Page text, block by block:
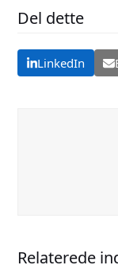
Del dette
LinkedIn
Relaterede